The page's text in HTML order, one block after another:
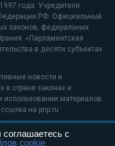
года. Учредители
РФ. Официальный
законов, федеральных
«Парламентская
в десяти субъектах
новости и
стране законах и
использовании материалов
на pnp.ru
рекомендательные
с
cookie